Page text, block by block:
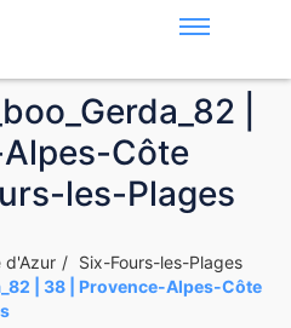
|
Côte
les-Plages
d'Azur
Six-Fours-les-Plages
| 38 | Provence-Alpes-Côte